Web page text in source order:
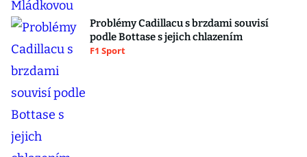
Problémy Cadillacu s brzdami souvisí
podle Bottase s jejich chlazením
F1 Sport